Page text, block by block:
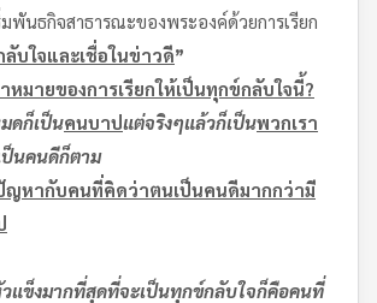
มพันธกิจสาธารณะของพระองค์ด้วยการเรียก
ลับใจและเชื่อในข่าวดี”
หมายของการเรียกให้เป็นทุกข์กลับใจนี้?
ดก็เป็นคนบาปแต่จริงๆแล้วก็เป็นพวกเรา
ป็นคนดีก็ตาม
ปัญหากับคนที่คิดว่าตนเป็นคนดีมากกว่ามี
แข็งมากที่สุดที่จะเป็นทุกข์กลับใจก็คือคนที่